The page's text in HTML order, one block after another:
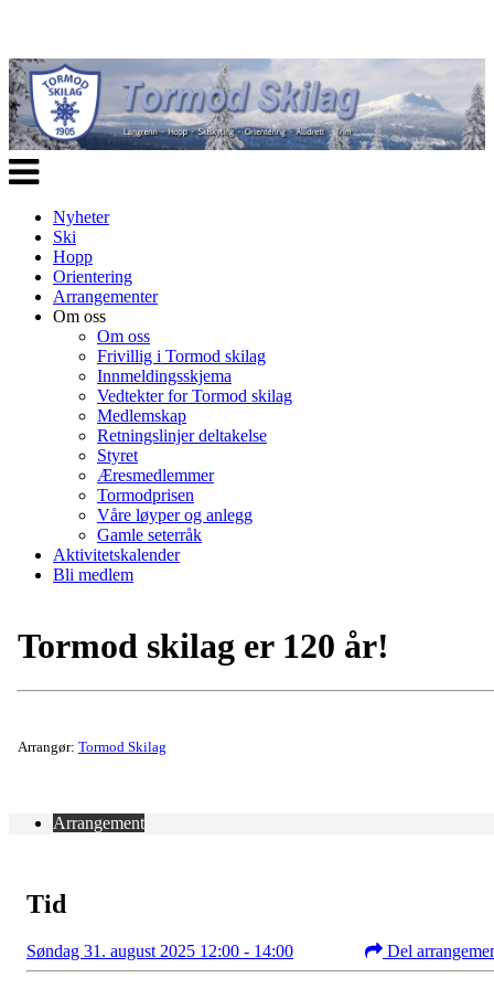
Veksle
navigasjon
Nyheter
Ski
Hopp
Orientering
Arrangementer
Om oss
Om oss
Frivillig i Tormod skilag
Innmeldingsskjema
Vedtekter for Tormod skilag
Medlemskap
Retningslinjer deltakelse
Styret
Æresmedlemmer
Tormodprisen
Våre løyper og anlegg
Gamle seterråk
Aktivitetskalender
Bli medlem
Tormod skilag er 120 år!
Arrangør: Tormod Skilag
Arrangement
Tid
Søndag 31. august 2025 12:00 - 14:00 Del